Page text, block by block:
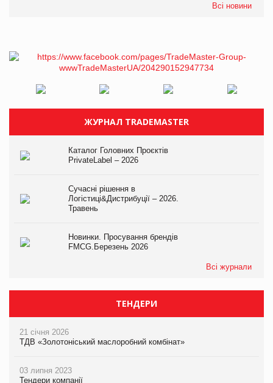
Всі новини
ЖУРНАЛ TRADEMASTER
Каталог Головних Проєктів
PrivateLabel – 2026
Сучасні рішення в
Логістиці&Дистрибуції – 2026.
Травень
Новинки. Просування брендів
FMCG.Березень 2026
Всі журнали
ТЕНДЕРИ
21 січня 2026
ТДВ «Золотоніський маслоробний комбінат»
03 липня 2023
Тендери компанії